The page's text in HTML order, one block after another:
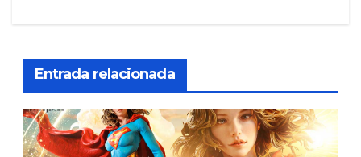
Entrada relacionada